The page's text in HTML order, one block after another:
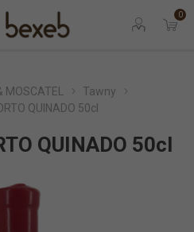
0
MOSCATEL
Tawny
QUINADO 50cl
QUINADO 50cl